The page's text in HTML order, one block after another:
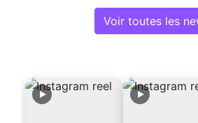
Voir toutes les